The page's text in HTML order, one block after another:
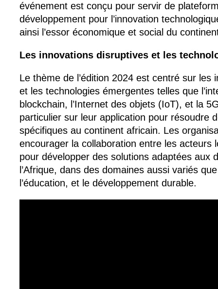
événement est conçu pour servir de
développement pour l’innovation
ainsi l’essor économique et social du
Les innovations disruptives et les
Le thème de l’édition 2024 est centré sur les
et les technologies émergentes telles que
blockchain, l’Internet des objets (IoT), et la
particulier sur leur application pour résoudre
spécifiques au continent africain. Les
encourager la collaboration entre les acteurs
pour développer des solutions adaptées aux
l’Afrique, dans des domaines aussi variés
l’éducation, et le développement durable.